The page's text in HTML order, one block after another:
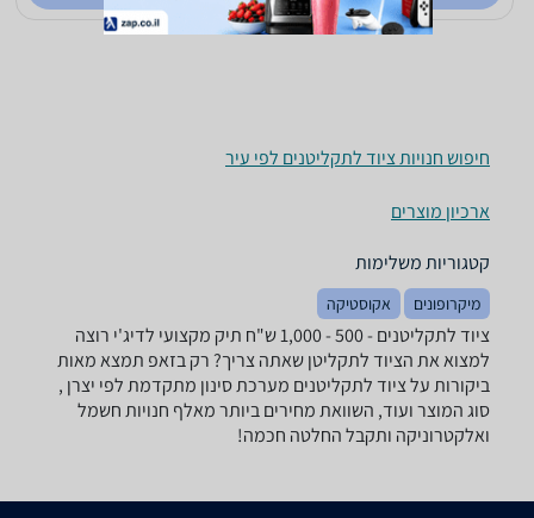
חיפוש חנויות ציוד לתקליטנים לפי עיר
ארכיון מוצרים
קטגוריות משלימות
מיקרופונים אקוסטיקה
ציוד לתקליטנים - ‏500 - 1,000 ‏ש"ח ‏תיק מקצועי לדיג'י רוצה
למצוא את הציוד לתקליטן שאתה צריך? רק בזאפ תמצא מאות
ביקורות על ציוד לתקליטנים מערכת סינון מתקדמת לפי יצרן ,
סוג המוצר ועוד, השוואת מחירים ביותר מאלף חנויות חשמל
ואלקטרוניקה ותקבל החלטה חכמה!